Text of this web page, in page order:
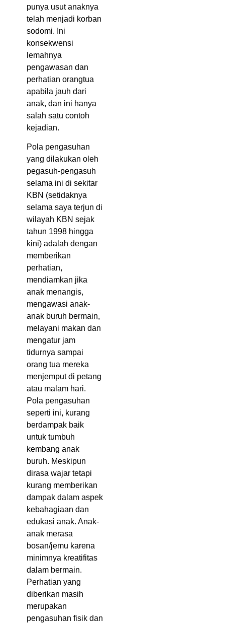
punya usut anaknya
telah menjadi korban
sodomi. Ini
konsekwensi
lemahnya
pengawasan dan
perhatian orangtua
apabila jauh dari
anak, dan ini hanya
salah satu contoh
kejadian.
Pola pengasuhan
yang dilakukan oleh
pegasuh-pengasuh
selama ini di sekitar
KBN (setidaknya
selama saya terjun di
wilayah KBN sejak
tahun 1998 hingga
kini) adalah dengan
memberikan
perhatian,
mendiamkan jika
anak menangis,
mengawasi anak-
anak buruh bermain,
melayani makan dan
mengatur jam
tidurnya sampai
orang tua mereka
menjemput di petang
atau malam hari.
Pola pengasuhan
seperti ini, kurang
berdampak baik
untuk tumbuh
kembang anak
buruh. Meskipun
dirasa wajar tetapi
kurang memberikan
dampak dalam aspek
kebahagiaan dan
edukasi anak. Anak-
anak merasa
bosan/jemu karena
minimnya kreatifitas
dalam bermain.
Perhatian yang
diberikan masih
merupakan
pengasuhan fisik dan